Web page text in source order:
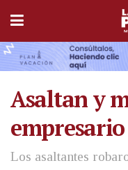
Asaltan y
Los asaltantes